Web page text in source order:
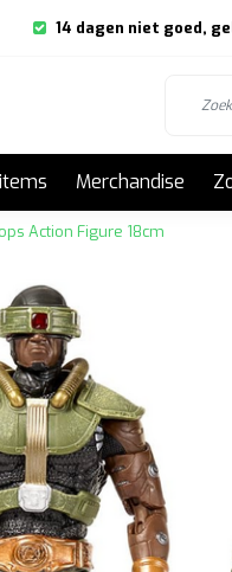
14 dagen niet goed,
Merchandise
Action Figure 18cm